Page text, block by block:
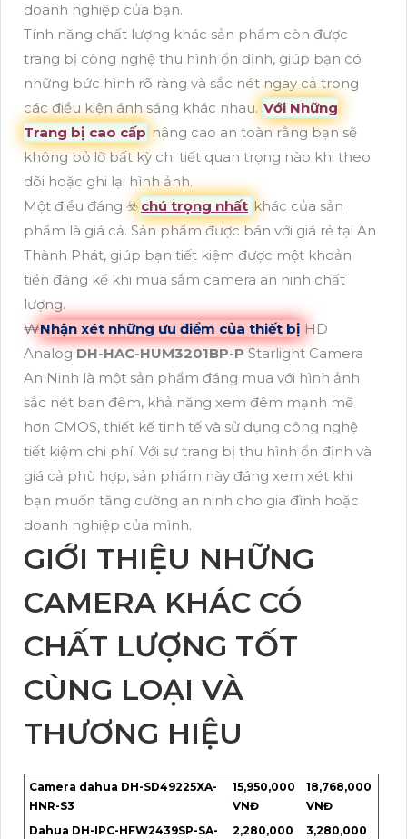
doanh nghiệp của bạn.
Tính năng chất lượng khác sản phẩm còn được
trang bị công nghệ thu hình ổn định, giúp bạn có
những bức hình rõ ràng và sắc nét ngay cả trong
các điều kiện ánh sáng khác nhau. Với Những
Trang bị cao cấp nâng cao an toàn rằng bạn sẽ
không bỏ lỡ bất kỳ chi tiết quan trọng nào khi theo
dõi hoặc ghi lại hình ảnh.
Một điều đáng ☣️ chú trọng nhất khác của sản
phẩm là giá cả. Sản phẩm được bán với giá rẻ tại An
Thành Phát, giúp bạn tiết kiệm được một khoản
tiền đáng kể khi mua sắm camera an ninh chất
lượng.
₩Nhận xét những ưu điểm của thiết bị HD
Analog DH-HAC-HUM3201BP-P Starlight Camera
An Ninh là một sản phẩm đáng mua với hình ảnh
sắc nét ban đêm, khả năng xem đêm mạnh mẽ
hơn CMOS, thiết kế tinh tế và sử dụng công nghệ
tiết kiệm chi phí. Với sự trang bị thu hình ổn định và
giá cả phù hợp, sản phẩm này đáng xem xét khi
bạn muốn tăng cường an ninh cho gia đình hoặc
doanh nghiệp của mình.
GIỚI THIỆU NHỮNG
CAMERA KHÁC CÓ
CHẤT LƯỢNG TỐT
CÙNG LOẠI VÀ
THƯƠNG HIỆU
Camera dahua DH-SD49225XA-
HNR-S3
15,950,000
VNĐ
18,768,000
VNĐ
Dahua DH-IPC-HFW2439SP-SA-
2,280,000
3,280,000